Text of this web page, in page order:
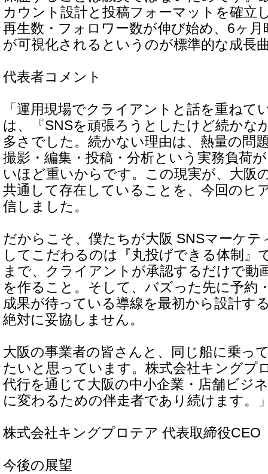
カウント設計と投稿フォーマットを確立
再生数・フォロワー数が伸び始め、6ヶ
が可視化されるというのが標準的な成長
代表者コメント
「運用現場でクライアントと話を重ねて
は、『SNSを頑張ろうとしたけど続かな
多さでした。続かない理由は、熱量の問
撮影・編集・投稿・分析という実務負荷
いほど重いからです。この現実が、大阪
共通して存在していることを、今回のヒ
信しました。
だからこそ、僕たちが大阪 SNSマーケテ
してこだわるのは『丸投げできる体制』
まで、クライアントが承認するだけで動
を作ること。そして、バズった先に予約
成果が待っている導線を最初から設計す
絶対に妥協しません。
大阪の事業者の皆さんと、同じ船に乗っ
たいと思っています。株式会社キングプ
代行を通じて大阪の中小企業・店舗ビジ
に変わるための伴走者であり続けます。
株式会社キングプロテア 代表取締役
今後の展望